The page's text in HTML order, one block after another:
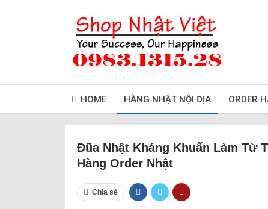
HOME HÀNG NHẬT NỘI ĐỊA ORDER
Đũa Nhật Kháng Khuẩn Làm Từ
Hàng Order Nhật
Chia sẻ